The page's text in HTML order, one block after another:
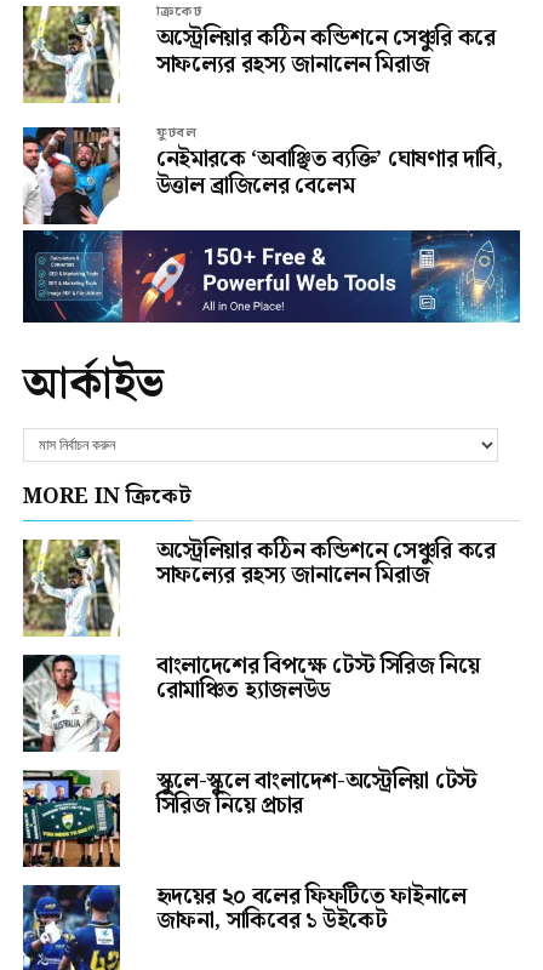
ক্রিকেট
অস্ট্রেলিয়ার কঠিন কন্ডিশনে সেঞ্চুরি করে
সাফল্যের রহস্য জানালেন মিরাজ
ফুটবল
নেইমারকে ‘অবাঞ্ছিত ব্যক্তি’ ঘোষণার দাবি,
উত্তাল ব্রাজিলের বেলেম
আর্কাইভ
MORE IN ক্রিকেট
অস্ট্রেলিয়ার কঠিন কন্ডিশনে সেঞ্চুরি করে
সাফল্যের রহস্য জানালেন মিরাজ
বাংলাদেশের বিপক্ষে টেস্ট সিরিজ নিয়ে
রোমাঞ্চিত হ্যাজলউড
স্কুলে-স্কুলে বাংলাদেশ-অস্ট্রেলিয়া টেস্ট
সিরিজ নিয়ে প্রচার
হৃদয়ের ২০ বলের ফিফটিতে ফাইনালে
জাফনা, সাকিবের ১ উইকেট